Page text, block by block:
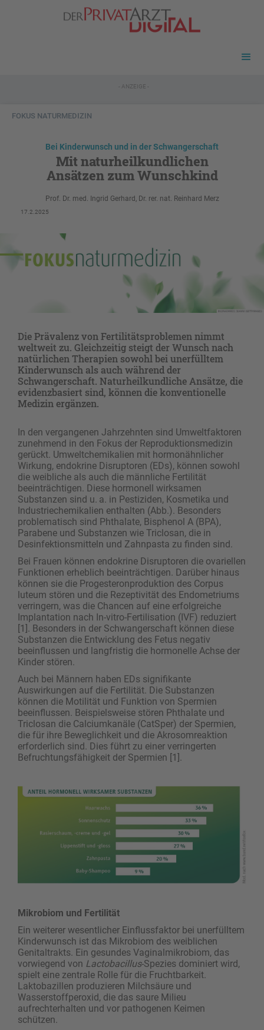
- ANZEIGE -
FOKUS NATURMEDIZIN
Bei Kinderwunsch und in der Schwangerschaft
Mit naturheilkundlichen
Ansätzen zum Wunschkind
Prof. Dr. med. Ingrid Gerhard, Dr. rer. nat. Reinhard Merz
17.2.2025
Die Prävalenz von Fertilitätsproblemen nimmt
weltweit zu. Gleichzeitig steigt der Wunsch nach
natürlichen Therapien sowohl bei unerfülltem
Kinderwunsch als auch während der
Schwangerschaft. Naturheilkundliche Ansätze, die
evidenzbasiert sind, können die konventionelle
Medizin ergänzen.
In den vergangenen Jahrzehnten sind Umweltfaktoren
zunehmend in den Fokus der Reproduktionsmedizin
gerückt. Umweltchemikalien mit hormonähnlicher
Wirkung, endokrine Disruptoren (EDs), können sowohl
die weibliche als auch die männliche Fertilität
beeinträchtigen. Diese hormonell wirksamen
Substanzen sind u. a. in Pestiziden, Kosmetika und
Industriechemikalien enthalten (Abb.). Besonders
problematisch sind Phthalate, Bisphenol A (BPA),
Parabene und Substanzen wie Triclosan, die in
Desinfektionsmitteln und Zahnpasta zu finden sind.
Bei Frauen können endokrine Disruptoren die ovariellen
Funktionen erheblich beeinträchtigen. Darüber hinaus
können sie die Progesteronproduktion des Corpus
luteum stören und die Rezeptivität des Endometriums
verringern, was die Chancen auf eine erfolgreiche
Implantation nach In-vitro-Fertilisation (IVF) reduziert
[1]. Besonders in der Schwangerschaft können diese
Substanzen die Entwicklung des Fetus negativ
beeinflussen und langfristig die hormonelle Achse der
Kinder stören.
Auch bei Männern haben EDs signifikante
Auswirkungen auf die Fertilität. Die Substanzen
können die Motilität und Funktion von Spermien
beeinflussen. Beispielsweise stören Phthalate und
Triclosan die Calciumkanäle (CatSper) der Spermien,
die für ihre Beweglichkeit und die Akrosomreaktion
erforderlich sind. Dies führt zu einer verringerten
Befruchtungsfähigkeit der Spermien [1].
Mikrobiom und Fertilität
Ein weiterer wesentlicher Einflussfaktor bei unerfülltem
Kinderwunsch ist das Mikrobiom des weiblichen
Genitaltrakts. Ein gesundes Vaginalmikrobiom, das
vorwiegend von Lactobacillus-Spezies dominiert wird,
spielt eine zentrale Rolle für die Fruchtbarkeit.
Laktobazillen produzieren Milchsäure und
Wasserstoffperoxid, die das saure Milieu
aufrechterhalten und vor pathogenen Keimen
schützen.